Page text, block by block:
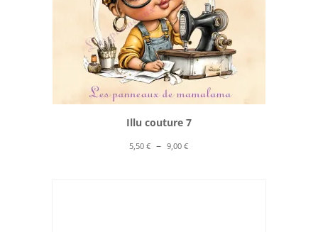
Illu couture 7
5,50€ – 9,00€Plage